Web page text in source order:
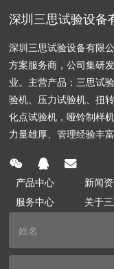
深圳三思试验设备
深圳三思试验设备有限
方案服务商，公司集研
业。主营产品：三思试
验机、压力试验机、扭
化点试验机，哑铃制样
力量雄厚、管理经验丰
产品中心 新闻
服务中心
关于